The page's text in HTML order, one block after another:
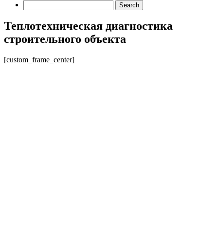
Теплотехническая диагностика
строительного объекта
[custom_frame_center]